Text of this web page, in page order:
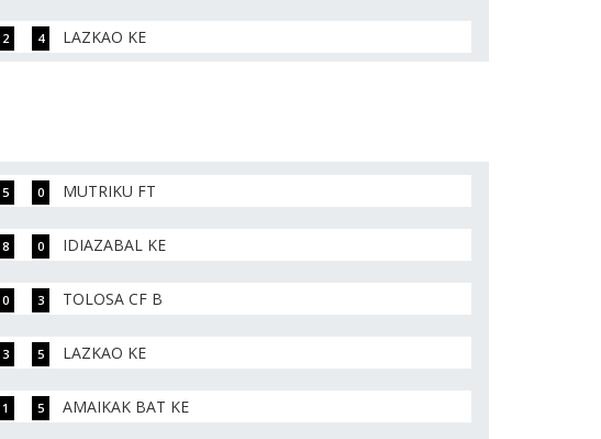
2 4 LAZKAO KE
5 0 MUTRIKU FT
8 0 IDIAZABAL KE
0 3 TOLOSA CF B
3 5 LAZKAO KE
1 5 AMAIKAK BAT KE